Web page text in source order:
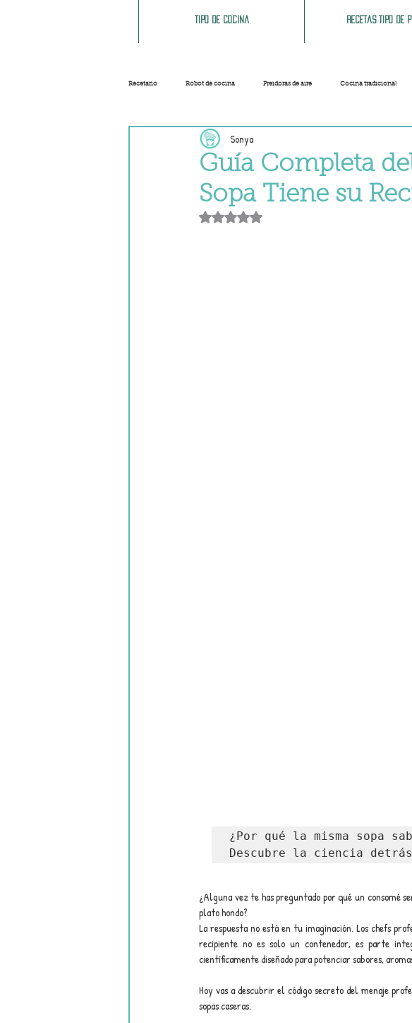
Recetas tipo de
Tipo de cocina
Recetario Robot de cocina Freidoras de aire Cocina tradicional
Sopas y cremas
Masas Recetas base Limpieza del hogar
Guía Completa
Sopa Tiene su
Sonya
Obtuvo NaN de 5 estrellas.
¿Por qué la misma sopa
Descubre la ciencia
¿Alguna vez te has preguntado por qué un consomé
plato hondo?
La respuesta no está en tu imaginación. Los chefs
recipiente no es solo un contenedor, es parte
científicamente diseñado para potenciar sabores,
Hoy vas a descubrir el código secreto del menaje
sopas caseras.